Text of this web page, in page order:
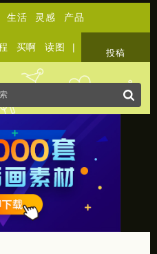
生活 灵感 产品
买啊 读图 |
投稿